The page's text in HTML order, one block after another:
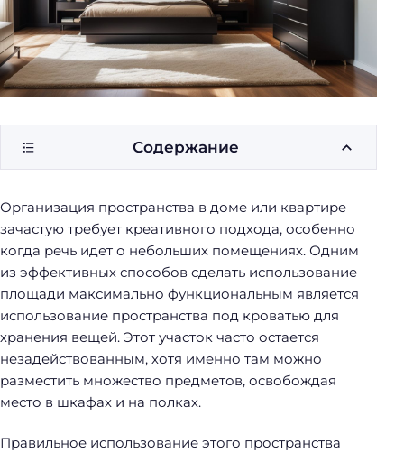
к
и
Организация пространства в доме или квартире
зачастую требует креативного подхода, особенно
когда речь идет о небольших помещениях. Одним
из эффективных способов сделать использование
площади максимально функциональным является
использование пространства под кроватью для
хранения вещей. Этот участок часто остается
незадействованным, хотя именно там можно
разместить множество предметов, освобождая
место в шкафах и на полках.
Правильное использование этого пространства
Содержание